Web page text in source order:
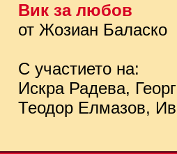
Вик за любов
от Жозиан Баласко
С участието на:
Искра Радева,
Теодор Елмазов,